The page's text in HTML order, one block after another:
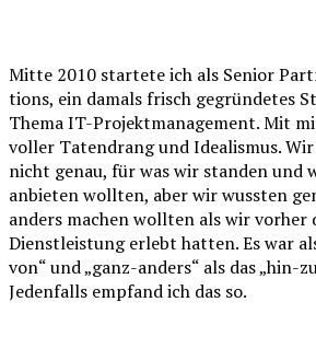
Mit­te 2010 star­te­te ich als Seni­or
ti­ons, ein damals frisch gegrün­de­tes
The­ma IT-Pro­jekt­ma­nage­ment. Mit
vol­ler Taten­drang und Idea­lis­mus.
nicht genau, für was wir stan­den und
anbie­ten woll­ten, aber wir wuss­ten
anders machen woll­ten als wir
Dienst­leis­tung erlebt hat­ten. Es war
von“ und „ganz-anders“ als das „hin-
Jeden­falls emp­fand ich das so.